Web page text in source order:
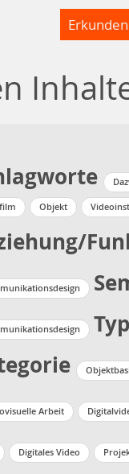
Erkunden
Objekt
Arbeit
Digitales Video